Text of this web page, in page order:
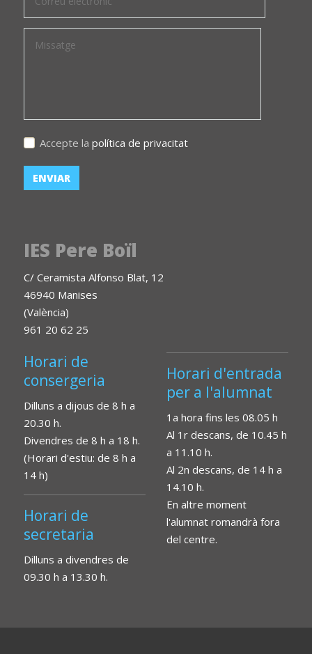
Accepte la política de privacitat
IES Pere Boïl
C/ Ceramista Alfonso Blat, 12
46940 Manises
(València)
961 20 62 25
Horari de
consergeria
Dilluns a dijous de 8 h a
20.30 h.
Divendres de 8 h a 18 h.
(Horari d'estiu: de 8 h a
14 h)
Horari de
secretaria
Dilluns a divendres de
09.30 h a 13.30 h.
Horari d'entrada
per a l'alumnat
1a hora fins les 08.05 h
Al 1r descans, de 10.45 h
a 11.10 h.
Al 2n descans, de 14 h a
14.10 h.
En altre moment
l'alumnat romandrà fora
del centre.